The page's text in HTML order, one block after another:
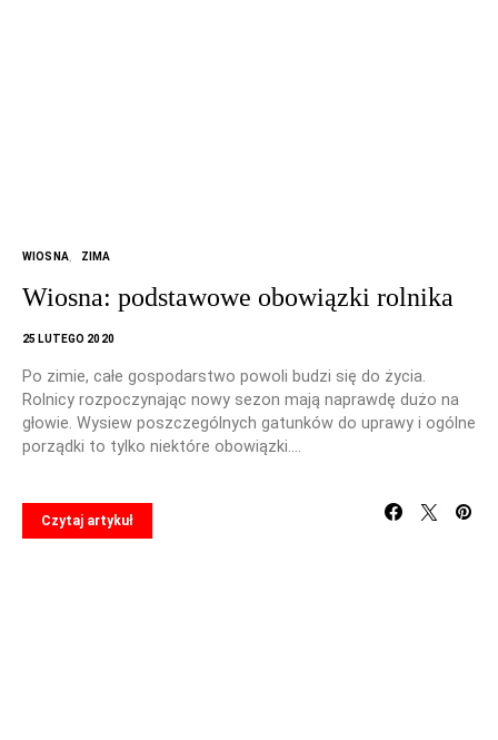
WIOSNA ZIMA
Wiosna: podstawowe obowiązki rolnika
25 LUTEGO 2020
Po zimie, całe gospodarstwo powoli budzi się do życia.
Rolnicy rozpoczynając nowy sezon mają naprawdę dużo na
głowie. Wysiew poszczególnych gatunków do uprawy i ogólne
porządki to tylko niektóre obowiązki.…
Czytaj artykuł